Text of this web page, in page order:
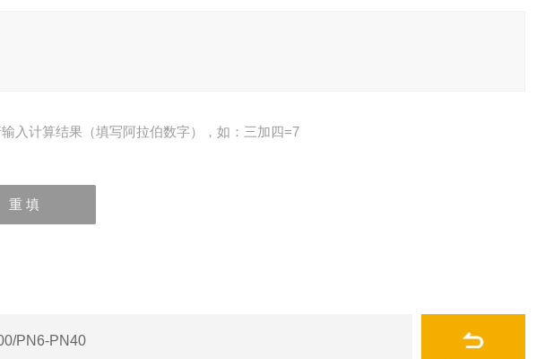
入计算结果（填写阿拉伯数字），如：三加四=7
PN6-PN40